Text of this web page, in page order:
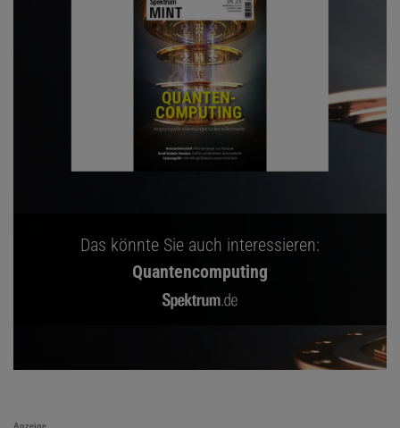
Das könnte Sie auch interessieren:
Quantencomputing